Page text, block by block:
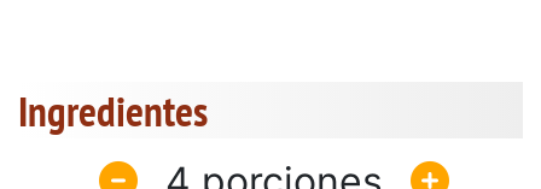
Ingredientes